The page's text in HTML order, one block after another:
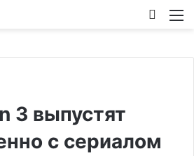
3 выпустят
с сериалом